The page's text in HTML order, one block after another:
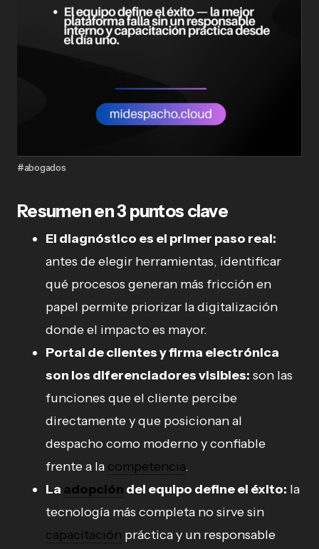
#abogados
Resumen en 3 puntos clave
El diagnóstico es el primer paso real:
antes de elegir herramientas, identificar
qué procesos generan más fricción en
papel permite priorizar la digitalización
donde el impacto es mayor.
Portal de clientes y firma electrónica
son los diferenciadores visibles: son las
funciones que el cliente percibe
directamente y que posicionan al
despacho como moderno y confiable
frente a la competencia.
La adopción del equipo define el éxito: la
tecnología más completa no sirve sin
capacitación práctica y un responsable